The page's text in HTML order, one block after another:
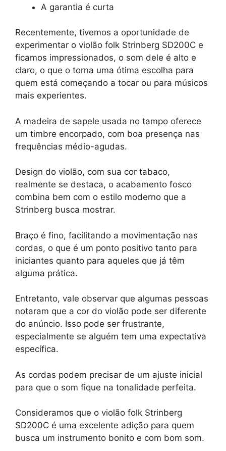
A garantia é curta
Recentemente, tivemos a oportunidade de
experimentar o violão folk Strinberg SD200C e
ficamos impressionados, o som dele é alto e
claro, o que o torna uma ótima escolha para
quem está começando a tocar ou para músicos
mais experientes.
A madeira de sapele usada no tampo oferece
um timbre encorpado, com boa presença nas
frequências médio-agudas.
Design do violão, com sua cor tabaco,
realmente se destaca, o acabamento fosco
combina bem com o estilo moderno que a
Strinberg busca mostrar.
Braço é fino, facilitando a movimentação nas
cordas, o que é um ponto positivo tanto para
iniciantes quanto para aqueles que já têm
alguma prática.
Entretanto, vale observar que algumas pessoas
notaram que a cor do violão pode ser diferente
do anúncio. Isso pode ser frustrante,
especialmente se alguém tem uma expectativa
específica.
As cordas podem precisar de um ajuste inicial
para que o som fique na tonalidade perfeita.
Consideramos que o violão folk Strinberg
SD200C é uma excelente adição para quem
busca um instrumento bonito e com bom som.